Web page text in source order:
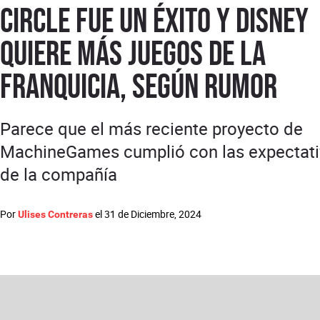
Circle fue un éxito y Disney
quiere más juegos de la
franquicia, según rumor
PorUlises Contrerasel31 de Diciembre, 2024
Parece que el más reciente proyecto de
MachineGames cumplió con las
de la compañía